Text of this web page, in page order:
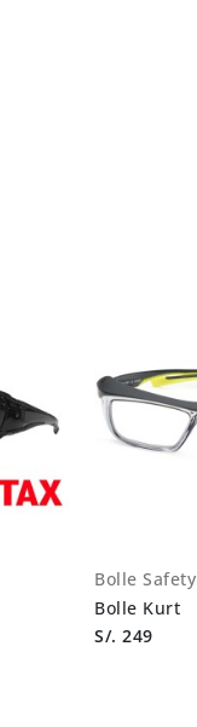
Bolle Safety
Bolle Kurt
S/. 249